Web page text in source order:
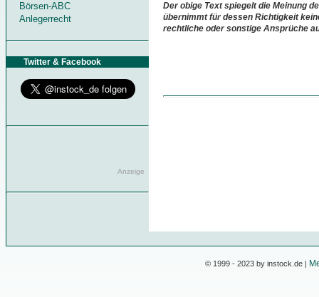
Börsen-ABC
Anlegerrecht
Twitter & Facebook
Anzeige
Der obige Text spiegelt die Meinung
übernimmt für dessen Richtigkeit
rechtliche oder sonstige Ansprüche
© 1999 - 2023 by instock.de |